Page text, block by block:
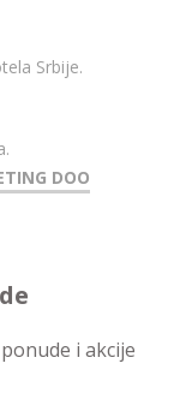
Srbije.
DOO
i akcije